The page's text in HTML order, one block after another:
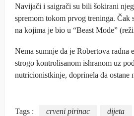
Navijači i saigrači su bili šokirani
spremom tokom prvog treninga.
na kojima je bio u “Beast Mode”
Nema sumnje da je Robertova radna
strogo kontrolisanom ishranom uz
nutricionistkinje, doprinela da ostane
Tags : crveni pirinac dijeta